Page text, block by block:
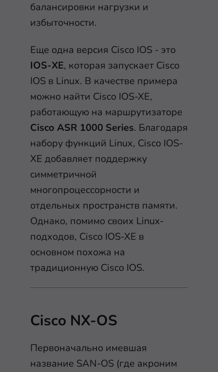
балансировки нагрузки и
избыточности.
Еще одна версия Cisco IOS - это
IOS-XE, которая запускает Cisco
IOS в Linux. В качестве примера
можно найти Cisco IOS-XE,
работающую на маршрутизаторе
Cisco ASR 1000 Series. Благодаря
набору функций Linux, Cisco IOS-
XE добавляет поддержку
симметричной
многопроцессорности и
отдельных пространств памяти.
Однако, помимо своих Linux-
подходов, Cisco IOS-XE в
основном похожа на
традиционную Cisco IOS.
Cisco NX-OS
Первоначально имевшая
название SAN-OS (где акроним